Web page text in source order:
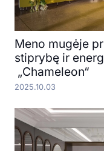
Meno mugėje
stiprybę ir
„Chameleon“
2025.10.03